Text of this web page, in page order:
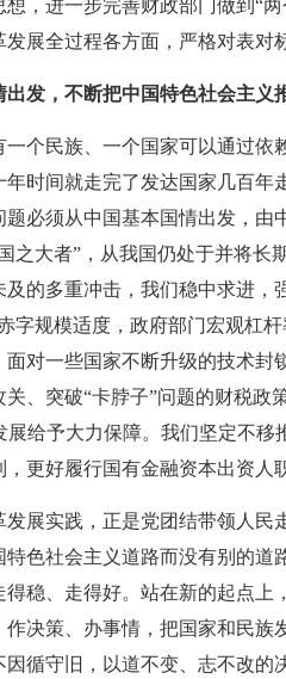
想，进一步完善财政部门做到“
展全过程各方面，严格对表对
出发，不断把中国特色社会主义
民族、一个国家可以通过依
年时间就走完了发达国家几百
必须从中国基本国情出发，由
之大者”，从我国仍处于并将长
的多重冲击，我们稳中求进
字规模适度，政府部门宏观杠
面对一些国家不断升级的技术
、突破“卡脖子”问题的财税
展给予大力保障。我们坚定不
更好履行国有金融资本出资人
实践，正是党团结带领人民
特色社会主义道路而没有别的
得稳、走得好。站在新的起点上
作决策、办事情，把国家和民族
因循守旧，以道不变、志不改